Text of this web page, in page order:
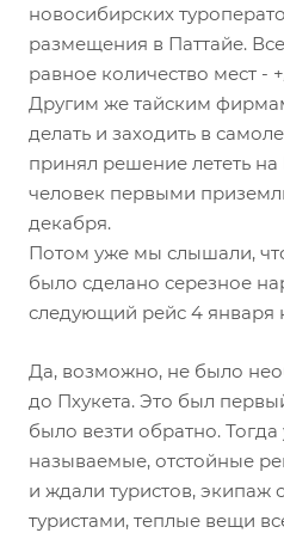
новосибирских
размещения в Паттайе.
равное количество мест -
Другим же тайским
делать и заходить в
принял решение лететь на
человек первыми
декабря.
Потом уже мы слышали,
было сделано серезное
следующий рейс 4 января
Да, возможно, не было
до Пхукета. Это был
было везти обратно.
называемые, отстойные
и ждали туристов, экипаж
туристами, теплые вещи